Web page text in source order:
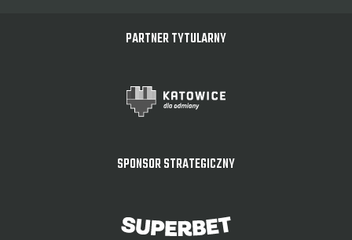
PARTNER TYTULARNY
SPONSOR STRATEGICZNY